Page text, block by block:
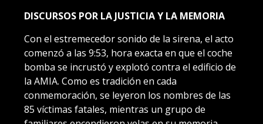
DISCURSOS POR LA JUSTICIA Y LA MEMORIA
Con el estremecedor sonido de la sirena, el acto
comenzó a las 9:53, hora exacta en que el coche
bomba se incrustó y explotó contra el edificio de
la AMIA. Como es tradición en cada
conmemoración, se leyeron los nombres de las
85 víctimas fatales, mientras un grupo de